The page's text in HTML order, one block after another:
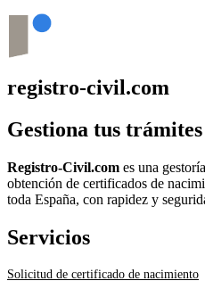
registro-civil.com
Gestiona tus trámites
Registro-Civil.com es una
obtención de certificados de
toda España, con rapidez y
Servicios
Solicitud de certificado de nacimiento